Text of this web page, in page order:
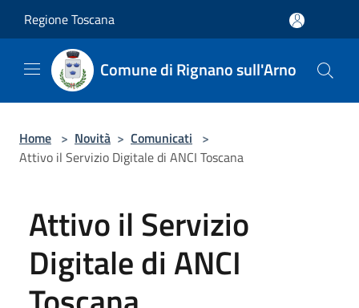
Regione Toscana
Comune di Rignano sull'Arno
Home > Novità > Comunicati >
Attivo il Servizio Digitale di ANCI Toscana
Attivo il Servizio
Digitale di ANCI